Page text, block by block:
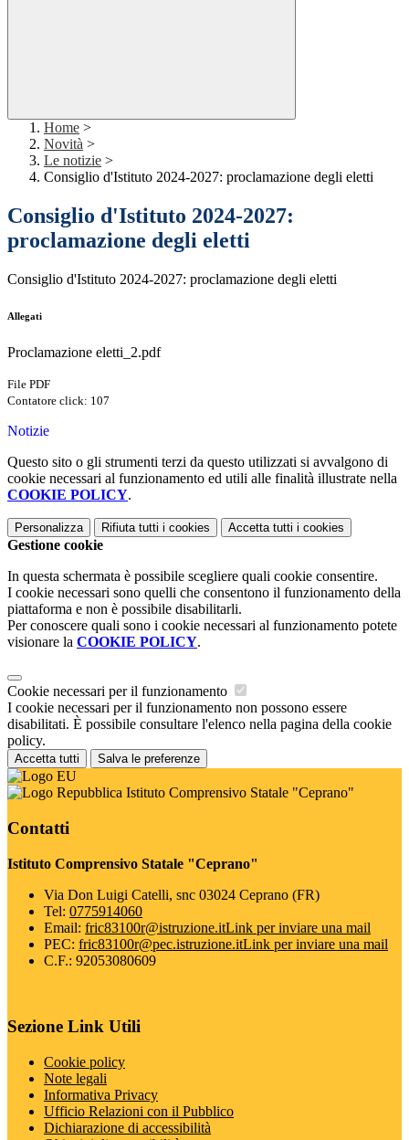
Home >
Novità >
Le notizie >
Consiglio d'Istituto 2024-2027: proclamazione degli eletti
Consiglio d'Istituto 2024-2027:
proclamazione degli eletti
Consiglio d'Istituto 2024-2027: proclamazione degli eletti
Allegati
Proclamazione eletti_2.pdf
File PDF
Contatore click: 107
Notizie
Questo sito o gli strumenti terzi da questo utilizzati si avvalgono di
cookie necessari al funzionamento ed utili alle finalità illustrate nella
COOKIE POLICY.
Personalizza Rifiuta tutti i cookies Accetta tutti i cookies
Gestione cookie
In questa schermata è possibile scegliere quali cookie consentire.
I cookie necessari sono quelli che consentono il funzionamento della
piattaforma e non è possibile disabilitarli.
Per conoscere quali sono i cookie necessari al funzionamento potete
visionare la COOKIE POLICY.
Cookie necessari per il funzionamento
I cookie necessari per il funzionamento non possono essere
disabilitati. È possibile consultare l'elenco nella pagina della cookie
policy.
Accetta tutti Salva le preferenze
Istituto Comprensivo Statale "Ceprano"
Contatti
Istituto Comprensivo Statale "Ceprano"
Via Don Luigi Catelli, snc 03024 Ceprano (FR)
Tel: 0775914060
Email: fric83100r@istruzione.itLink per inviare una mail
PEC: fric83100r@pec.istruzione.itLink per inviare una mail
C.F.: 92053080609
Sezione Link Utili
Cookie policy
Note legali
Informativa Privacy
Ufficio Relazioni con il Pubblico
Dichiarazione di accessibilità